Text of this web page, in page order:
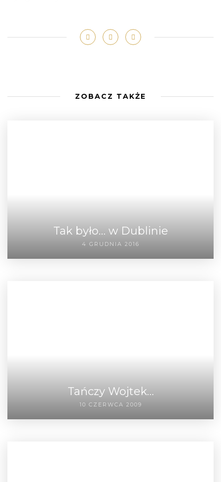
ZOBACZ TAKŻE
Tak było… w Dublinie
4 GRUDNIA 2016
Tańczy Wojtek…
10 CZERWCA 2009